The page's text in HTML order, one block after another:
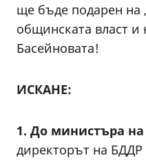
ще бъде подарен на
общинската власт и
Басейновата!
ИСКАНЕ:
1. До министъра
директорът на БДДР